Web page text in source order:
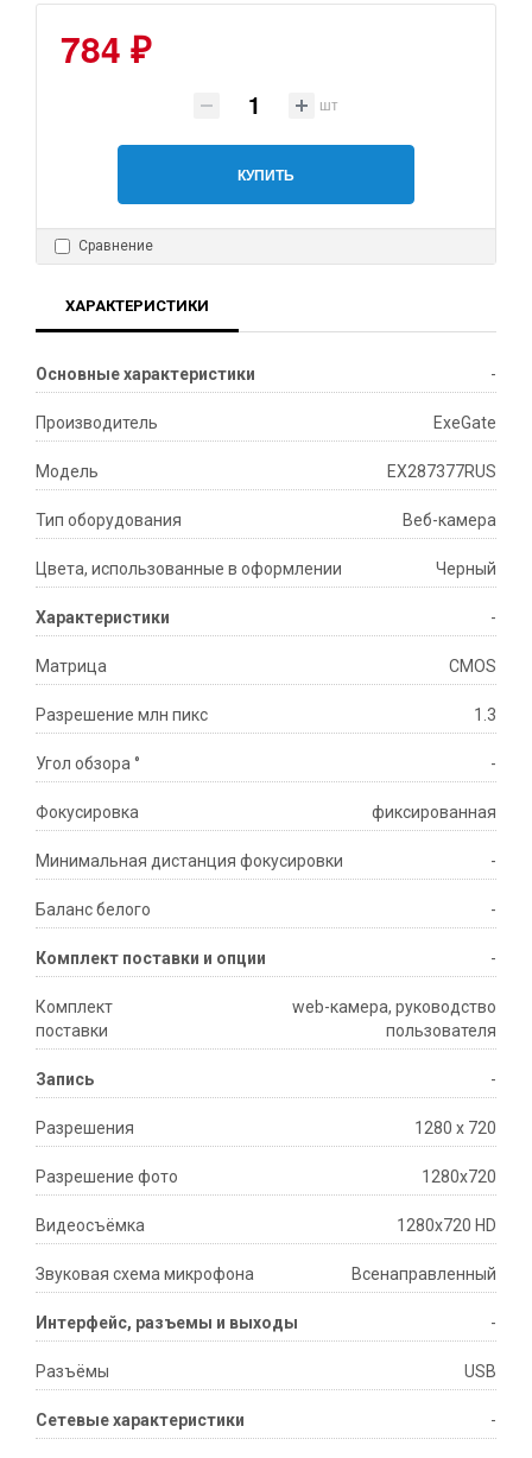
784 ₽
шт
КУПИТЬ
Сравнение
ХАРАКТЕРИСТИКИ
Основные характеристики -
Производитель ExeGate
Модель EX287377RUS
Тип оборудования Веб-камера
Цвета, использованные в оформлении Черный
Характеристики -
Матрица CMOS
Разрешение млн пикс 1.3
Угол обзора ° -
Фокусировка фиксированная
Минимальная дистанция фокусировки -
Баланс белого -
Комплект поставки и опции -
Комплект
поставки
web-камера, руководство
пользователя
Запись -
Разрешения 1280 x 720
Разрешение фото 1280x720
Видеосъёмка 1280x720 HD
Звуковая схема микрофона Всенаправленный
Интерфейс, разъемы и выходы -
Разъёмы USB
Сетевые характеристики -